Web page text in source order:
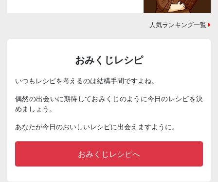
人気ランキング一覧
おみくじレシピ
いつもレシピを考えるのは結構手間ですよね。
偶然の出会いに期待しておみくじのように今日のレシピを決
めましょう。
あなたが今日のおいしいレシピに出会えますように。
おみくじレシピへ